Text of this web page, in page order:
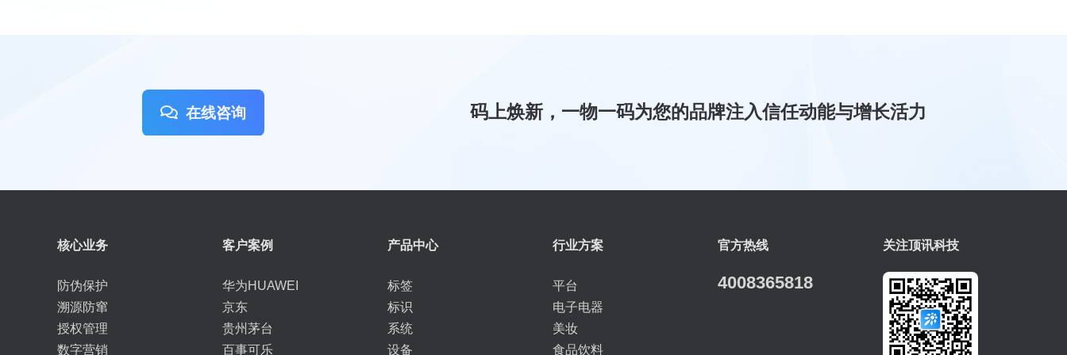
在线咨询 码上焕新，一物一码为您的品牌注入信任动能与增长活力
核心业务
防伪保护
溯源防窜
授权管理
数字营销
客户案例
华为HUAWEI
京东
贵州茅台
百事可乐
产品中心
标签
标识
系统
设备
行业方案
平台
电子电器
美妆
食品饮料
官方热线
4008365818
关注顶讯科技